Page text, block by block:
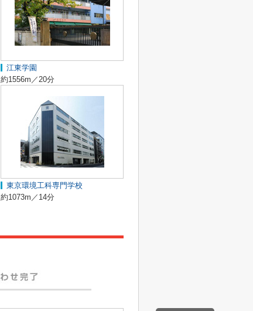
江東学園
約1556m／20分
東京環境工科専門学校
約1073m／14分